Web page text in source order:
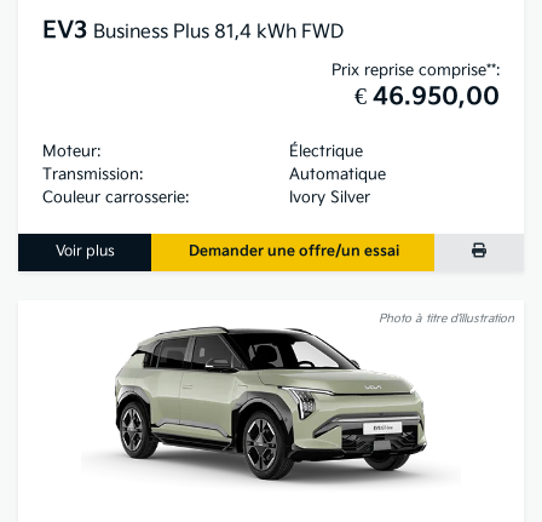
EV3 Business Plus 81,4 kWh FWD
Prix reprise comprise**:
€ 46.950,00
Moteur:
Électrique
Transmission:
Automatique
Couleur carrosserie:
Ivory Silver
Voir plus Demander une offre/un essai
Photo à titre d’illustration